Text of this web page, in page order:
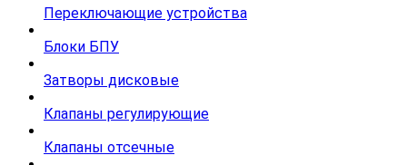
Переключающие устройства
Блоки БПУ
Затворы дисковые
Клапаны регулирующие
Клапаны отсечные